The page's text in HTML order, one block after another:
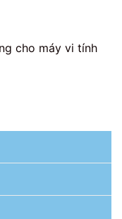
cho máy vi tính